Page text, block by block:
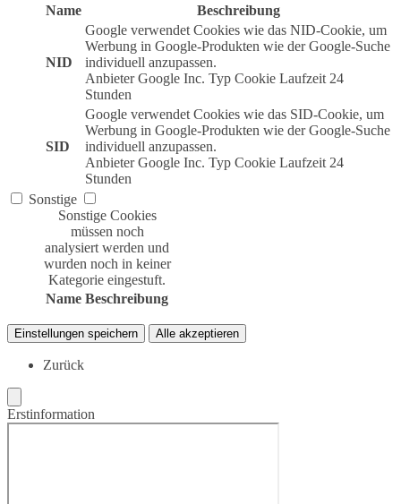
Name
Beschreibung
NID
Google verwendet Cookies wie das NID-Cookie, um
Werbung in Google-Produkten wie der Google-Suche
individuell anzupassen.
Anbieter Google Inc. Typ Cookie Laufzeit 24
Stunden
SID
Google verwendet Cookies wie das SID-Cookie, um
Werbung in Google-Produkten wie der Google-Suche
individuell anzupassen.
Anbieter Google Inc. Typ Cookie Laufzeit 24
Stunden
Sonstige
Sonstige Cookies
müssen noch
analysiert werden und
wurden noch in keiner
Kategorie eingestuft.
Name Beschreibung
Einstellungen speichern Alle akzeptieren
Zurück
Erstinformation